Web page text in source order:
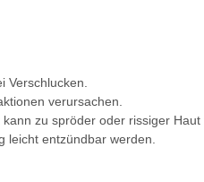
Verschlucken.
verursachen.
zu spröder oder rissiger Haut
leicht entzündbar werden.